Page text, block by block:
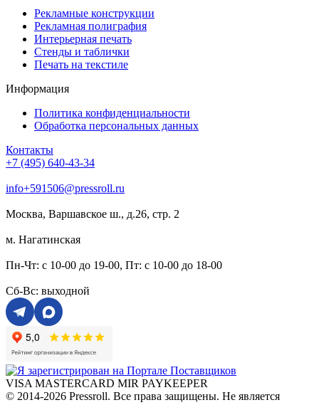
Рекламные конструкции
Рекламная полиграфия
Интерьерная печать
Стенды и таблички
Печать на текстиле
Информация
Политика конфиденциальности
Обработка персональных данных
Контакты
+7 (495) 640-43-34
info+591506@pressroll.ru
Москва, Варшавское ш., д.26, стр. 2
м. Нагатинская
Пн-Чт: с 10-00 до 19-00, Пт: с 10-00 до 18-00
Сб-Вс: выходной
VISA MASTERCARD MIR PAYKEEPER
© 2014-2026 Pressroll. Все права защищены. Не является